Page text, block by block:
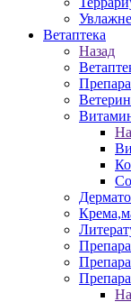
Ветаптека
Назад